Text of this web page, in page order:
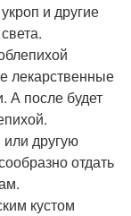
и другие
лекарственные
А после будет
другую
отдать
кустом